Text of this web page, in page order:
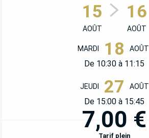
15
AOÛT
16
AOÛT
MARDI 18 AOÛT
De 10:30 à 11:15
JEUDI 27 AOÛT
De 15:00 à 15:45
7,00 €
Tarif plein